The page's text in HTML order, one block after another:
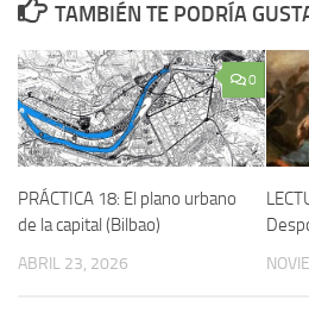
TAMBIÉN TE PODRÍA
0
PRÁCTICA 18: El plano urbano
de la capital (Bilbao)
ABRIL 23, 2026